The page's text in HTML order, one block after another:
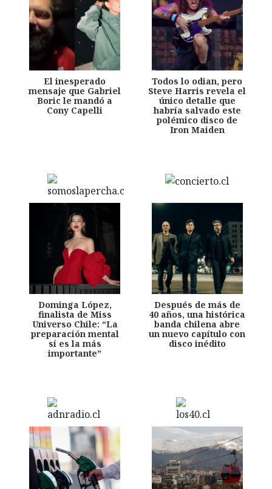
El inesperado
mensaje que Gabriel
Boric le mandó a
Cony Capelli
Todos lo odian, pero
Steve Harris revela el
único detalle que
habría salvado este
polémico disco de
Iron Maiden
Dominga López,
finalista de Miss
Universo Chile: “La
preparación mental
sí es la más
importante”
Después de más de
40 años, una histórica
banda chilena abre
un nuevo capítulo con
disco inédito